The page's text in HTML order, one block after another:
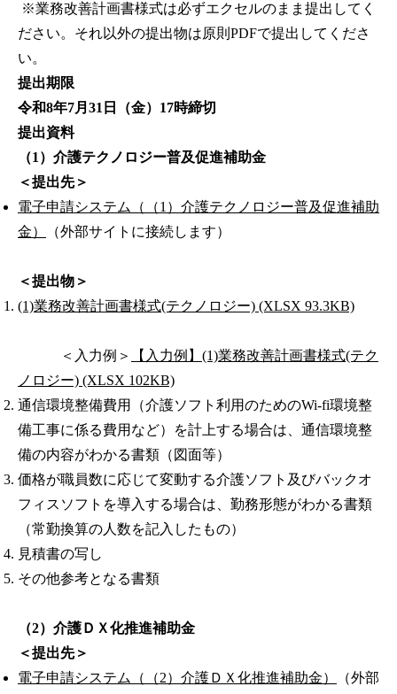
※業務改善計画書様式は必ずエクセルのまま提出してく
ださい。それ以外の提出物は原則PDFで提出してくださ
い。
提出期限
令和8年7月31日（金）17時締切
提出資料
（1）介護テクノロジー普及促進補助金
＜提出先＞
電子申請システム（（1）介護テクノロジー普及促進補助
金）
（外部サイトに接続します）
＜提出物＞
(1)業務改善計画書様式(テクノロジー) (XLSX 93.3KB)
＜入力例＞
【入力例】(1)業務改善計画書様式(テク
ノロジー) (XLSX 102KB)
通信環境整備費用（介護ソフト利用のためのWi-fi環境整
備工事に係る費用など）を計上する場合は、通信環境整
備の内容がわかる書類（図面等）
価格が職員数に応じて変動する介護ソフト及びバックオ
フィスソフトを導入する場合は、勤務形態がわかる書類
（常勤換算の人数を記入したもの）
見積書の写し
その他参考となる書類
（2）介護ＤＸ化推進補助金
＜提出先＞
電子申請システム（（2）介護ＤＸ化推進補助金）
（外部